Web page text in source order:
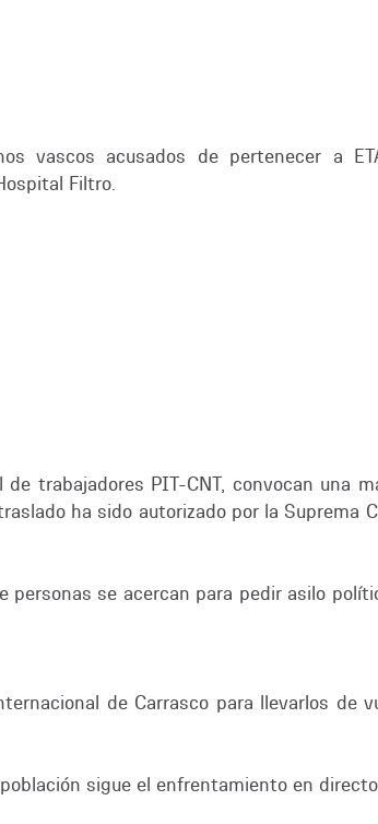
vascos acusados de pertenecer a
Filtro.
trabajadores PIT-CNT, convocan una
ha sido autorizado por la Suprema
personas se acercan para pedir asilo
de Carrasco para llevarlos de
sigue el enfrentamiento en